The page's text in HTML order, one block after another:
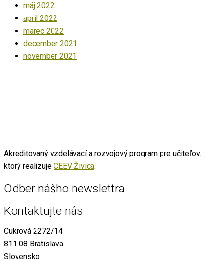
máj 2022
apríl 2022
marec 2022
december 2021
november 2021
Akreditovaný vzdelávací a rozvojový program pre učiteľov,
ktorý realizuje CEEV Živica.
Odber nášho newslettra
Kontaktujte nás
Cukrová 2272/14
811 08 Bratislava
Slovensko